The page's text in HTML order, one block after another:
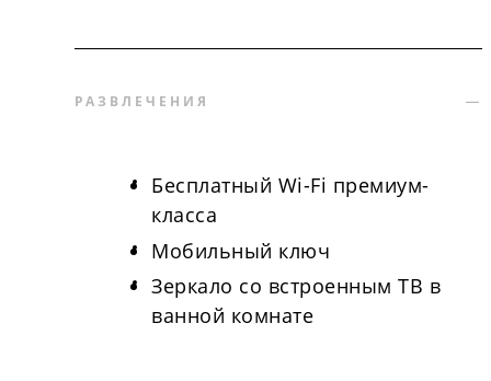
РАЗВЛЕЧЕНИЯ
Бесплатный Wi-Fi премиум-
класса
Мобильный ключ
Зеркало со встроенным ТВ в
ванной комнате